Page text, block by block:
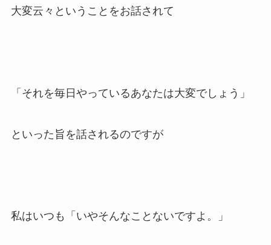
大変云々ということをお話されて
「それを毎日やっているあなたは大変でしょう」
といった旨を話されるのですが
私はいつも「いやそんなことないですよ。」